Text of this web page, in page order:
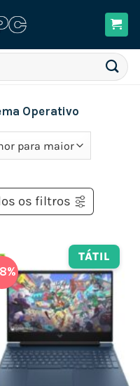
Operativo
os filtros
TÁTIL